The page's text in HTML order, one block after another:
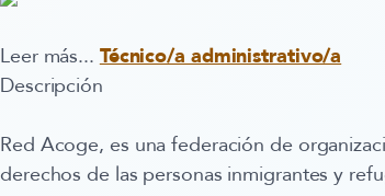
Leer más...Técnico/a administrativo/a
Descripción
Red Acoge, es una federación de
derechos de las personas inmigrantes y